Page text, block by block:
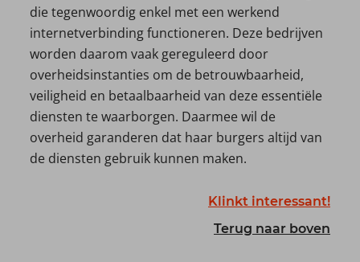
die tegenwoordig enkel met een werkend
internetverbinding functioneren. Deze bedrijven
worden daarom vaak gereguleerd door
overheidsinstanties om de betrouwbaarheid,
veiligheid en betaalbaarheid van deze essentiële
diensten te waarborgen. Daarmee wil de
overheid garanderen dat haar burgers altijd van
de diensten gebruik kunnen maken.
Klinkt interessant!
Terug naar boven